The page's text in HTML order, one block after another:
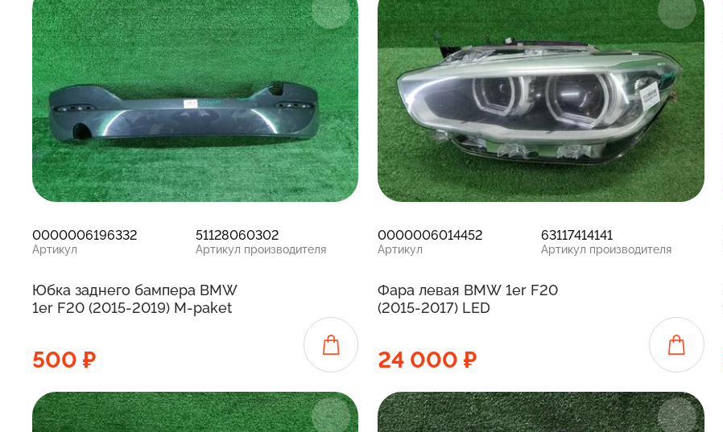
0000006196332
Артикул
51128060302
Артикул производителя
Юбка заднего бампера BMW
1er F20 (2015-2019) M-paket
500 ₽
0000006014452
Артикул
63117414141
Артикул производителя
Фара левая BMW 1er F20
(2015-2017) LED
24 000 ₽